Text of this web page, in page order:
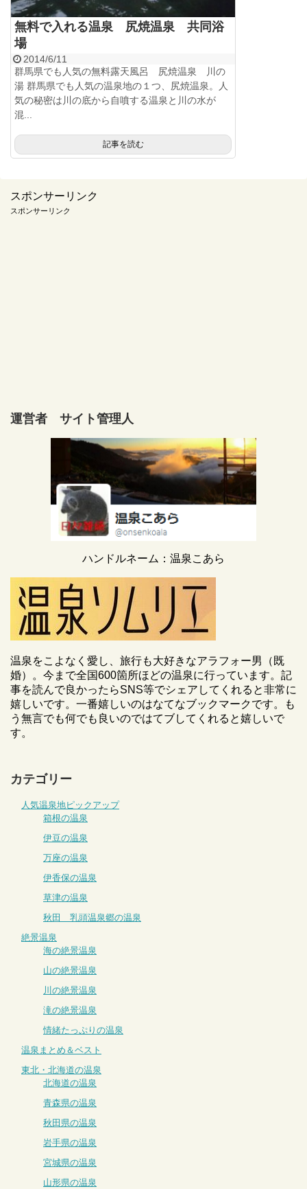
無料で入れる温泉 尻焼温泉 共同浴
場
2014/6/11
群馬県でも人気の無料露天風呂 尻焼温泉 川の
湯 群馬県でも人気の温泉地の１つ、尻焼温泉。人
気の秘密は川の底から自噴する温泉と川の水が
混...
記事を読む
スポンサーリンク
スポンサーリンク
運営者 サイト管理人
ハンドルネーム：温泉こあら
温泉をこよなく愛し、旅行も大好きなアラフォー男（既
婚）。今まで全国600箇所ほどの温泉に行っています。記
事を読んで良かったらSNS等でシェアしてくれると非常に
嬉しいです。一番嬉しいのはなてなブックマークです。も
う無言でも何でも良いのではてブしてくれると嬉しいで
す。
カテゴリー
人気温泉地ピックアップ
箱根の温泉
伊豆の温泉
万座の温泉
伊香保の温泉
草津の温泉
秋田 乳頭温泉郷の温泉
絶景温泉
海の絶景温泉
山の絶景温泉
川の絶景温泉
滝の絶景温泉
情緒たっぷりの温泉
温泉まとめ＆ベスト
東北・北海道の温泉
北海道の温泉
青森県の温泉
秋田県の温泉
岩手県の温泉
宮城県の温泉
山形県の温泉